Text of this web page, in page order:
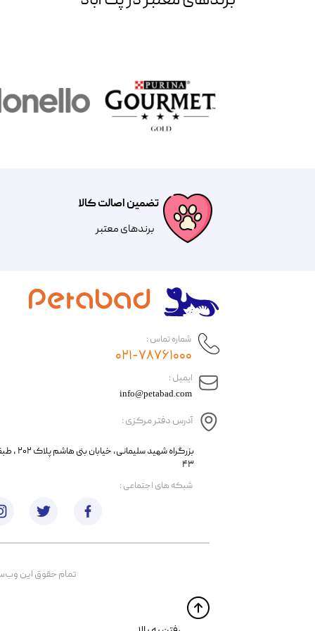
تضمین اصالت کالا
​​برندهای معتبر​​​​​​​
​ایمیل :
آدرس دفتر مرکزی :
info@petabad.com
​​بزرگراه شهید
۴۳
شماره تماس :
۰۲۱-۷۸۷۶۱۰۰۰
تمام حقوق اين
​شبکه های اجتماعی :